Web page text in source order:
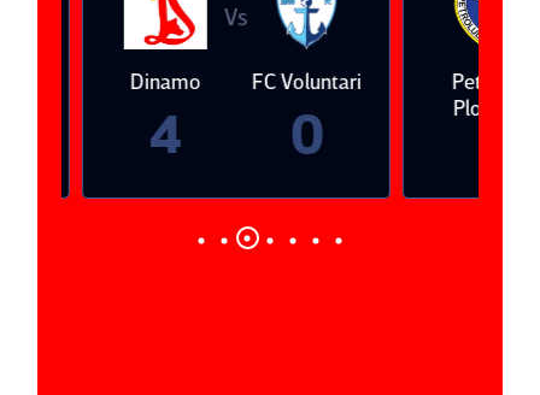
Dinamo
4
Vs
FC Voluntari
0
Petrolul
Ploieşti